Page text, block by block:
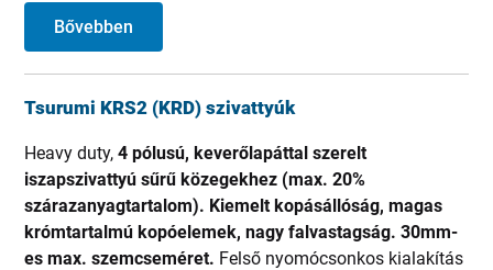
Bővebben
Tsurumi KRS2 (KRD) szivattyúk
Heavy duty,4 pólusú, keverőlapáttal szerelt
iszapszivattyú sűrű közegekhez (max. 20%
szárazanyagtartalom). Kiemelt kopásállóság, magas
krómtartalmú kopóelemek, nagy falvastagság. 30mm-
es max. szemcseméret. Felső nyomócsonkos kialakítás